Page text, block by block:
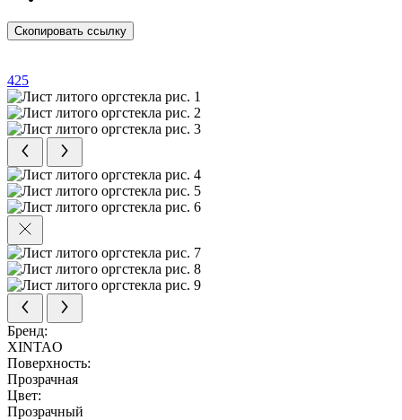
Скопировать ссылку
425
Бренд:
XINTAO
Поверхность:
Прозрачная
Цвет:
Прозрачный